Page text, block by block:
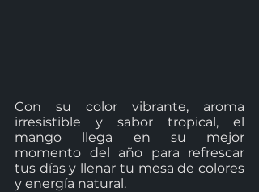
Con su color vibrante, aroma
irresistible y sabor tropical, el
mango llega en su mejor
momento del año para refrescar
tus días y llenar tu mesa de colores
y energía natural.